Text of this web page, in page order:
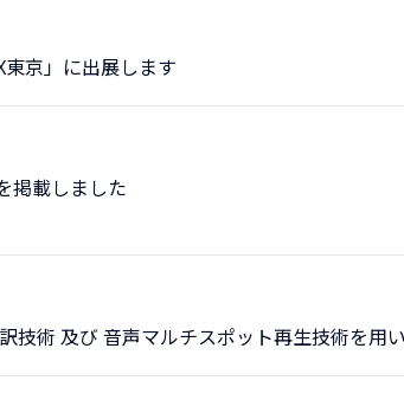
京」に出展します
掲載しました
技術 及び 音声マルチスポット再生技術を用